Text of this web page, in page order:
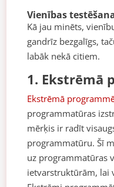
Vienības
Kā jau minēts,
gandrīz bezgalīgs,
labāk nekā citiem.
1. Ekstrēmā
Ekstrēmā
programmatūras
mērķis ir radīt
programmatūru. Šī
uz programmatūras
ietvarstruktūrām, lai